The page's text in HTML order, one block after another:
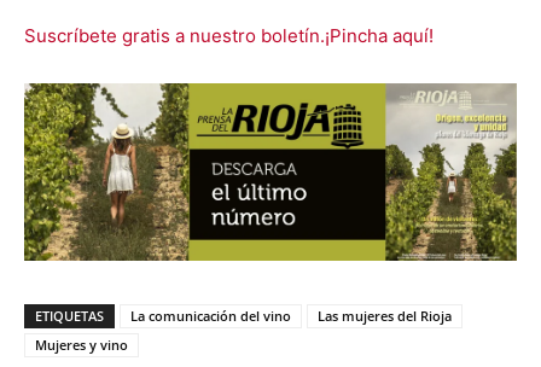
Suscríbete gratis a nuestro boletín.¡Pincha aquí!
ETIQUETAS La comunicación del vino
Las mujeres del Rioja
Mujeres y vino